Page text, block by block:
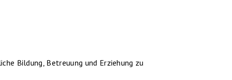
Bildung, Betreuung und Erziehung zu